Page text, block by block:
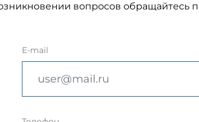
вопросов обращайтесь
E-mail